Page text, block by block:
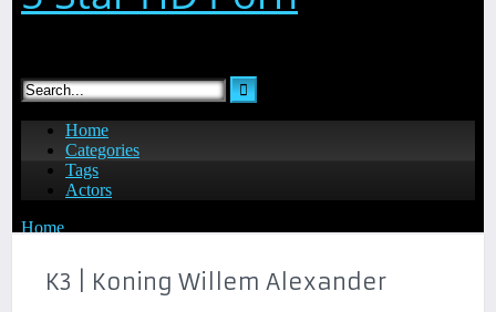
K3 | Koning Willem Alexander